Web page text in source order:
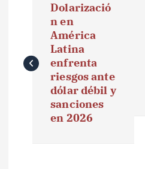
e
Dolarizació
n en
América
Latina
enfrenta
riesgos ante
dólar débil y
sanciones
en 2026